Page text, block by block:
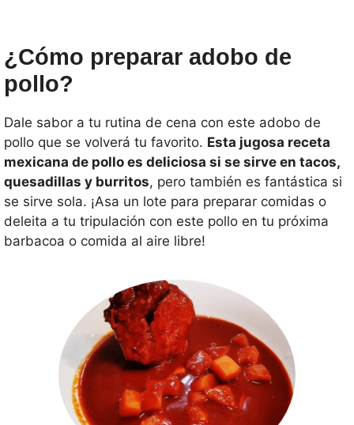
¿Cómo preparar adobo de
pollo?
Dale sabor a tu rutina de cena con este adobo de
pollo que se volverá tu favorito. Esta jugosa receta
mexicana de pollo es deliciosa si se sirve en tacos,
quesadillas y burritos, pero también es fantástica si
se sirve sola. ¡Asa un lote para preparar comidas o
deleita a tu tripulación con este pollo en tu próxima
barbacoa o comida al aire libre!